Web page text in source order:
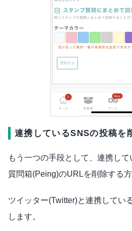
連携しているSNSの投稿を
もう一つの手段として、連携し
質問箱(Peing)のURLを削除する方
ツイッター(Twitter)と連携してい
します。